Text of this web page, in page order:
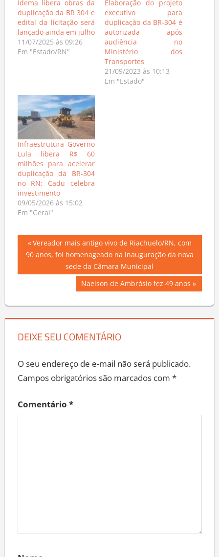
Idema libera obras da
duplicação da BR 304 e
edital da licitação será
lançado ainda em julho
11/07/2025 às 09:26
Em "Estado/RN"
Elaboração do projeto
executivo para
duplicação da BR-304 é
autorizada após
audiência no
Ministério dos
Transportes
21/09/2023 às 10:13
Em "Estado"
Infraestrutura Governo
Lula libera R$ 60
milhões para acelerar
duplicação da BR-304
no RN; Cadu celebra
investimento
09/05/2026 às 15:02
Em "Geral"
Navegação
Previous
Post:
Vereador mais antigo vivo de Riachuelo/RN, com
90 anos, foi homenageado na inauguração da nova
sede da Câmara Municipal
Next
Naelson de Ambrósio fez 49 anos
DEIXE SEU COMENTÁRIO
O seu endereço de e-mail não será publicado.
Campos obrigatórios são marcados com *
Comentário *